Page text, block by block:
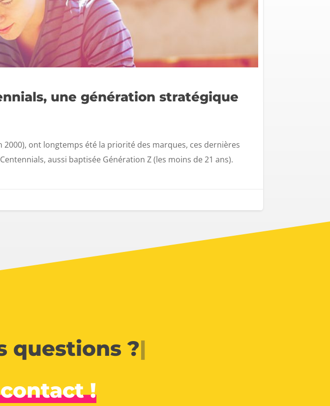
une génération stratégique
2000), ont longtemps été la priorité des marques, ces dernières
aussi baptisée Génération Z (les moins de 21 ans).
questions ?|
!